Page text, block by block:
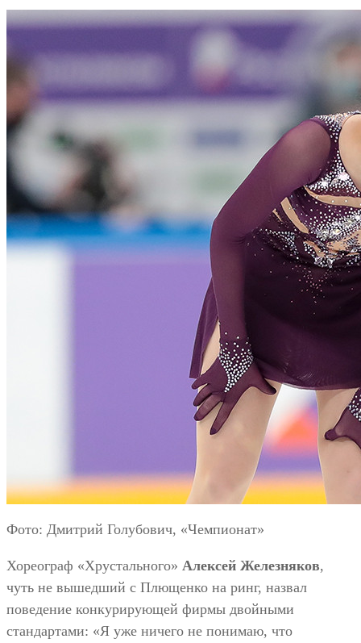
Фото: Дмитрий Голубович, «Чемпионат»
Хореограф «Хрустального» Алексей Железняков,
чуть не вышедший с Плющенко на ринг, назвал
поведение конкурирующей фирмы двойными
стандартами: «Я уже ничего не понимаю, что